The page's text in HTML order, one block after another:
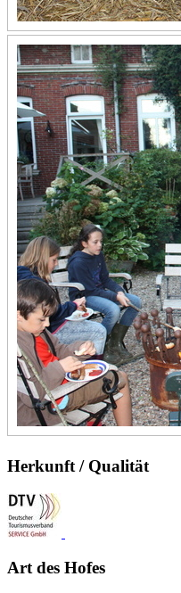
Herkunft / Qualität
Art des Hofes